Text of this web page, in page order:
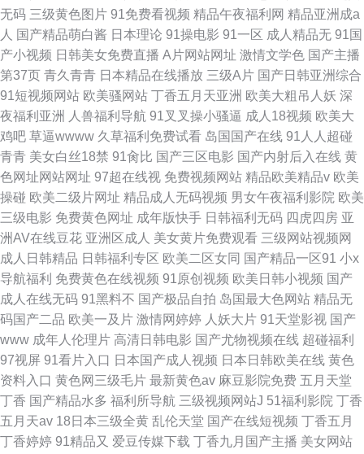
无码 三级黄色图片 91免费看视频 精品午夜福利网 精品亚洲成a
人 国产精品萌白酱 日本理论 91操电影 91一区 成人精品无 91国
产小视频 日韩美女免费直播 A片网站网址 激情文学色 国产主播
第37页 青久青青 日本精品在线播放 三级A片 国产日韩亚洲综合
91短视频网站 欧美骚网站 丁香五月天亚洲 欧美大粗吊人妖 深
夜福利亚洲
人兽福利导航 91叉叉操小骚逼 成人18视频 欧美大
鸡吧 草逼wwww 久草福利免费试看 岛国国产在线 91人人超碰
青青 美女白丝18禁 91肏比 国产三区电影 国产内射后入在线 黄
色网址网站网址 97超在线视 免费视频网站 精品欧美精品v 欧美
操碰 欧美二级片网址 精品成人无码视频 男女午夜福利影院 欧美
三级电影 免费黄色网址 成年版快手 日韩福利无码 四虎四房 亚
洲AV在线豆花 亚洲区成人 美女黄片免费观看 三级网站视频网
成人日韩精品 日韩福利专区 欧美二区女同 国产精品一区91 小x
导航福利 免费黄色在线视频 91原创视频 欧美日韩小视频 国产
成人在线无码 91黑料不 国产极品自拍 岛国最大色网站 精品无
码国产二品 欧美一及片 激情网婷婷 人妖大片 91天堂影视 国产
www 成年人伦理片 高清日韩电影 国产尤物视频在线 超碰福利
97视屏 91看片入口 日本国产成人视频 日本日韩欧美在线 黄色
资料入口 黄色网三级毛片 最新黄色av 麻豆影院免费 五月天堂
丁香 国产精品水多 福利所导航 三级视频网站J 51福利影院 丁香
五月天av 18日本三级全黄 乱伦天堂 国产在线短视频 丁香五月
丁香婷婷 91精品又 爱豆传媒下载 丁香九月国产主播 美女网站